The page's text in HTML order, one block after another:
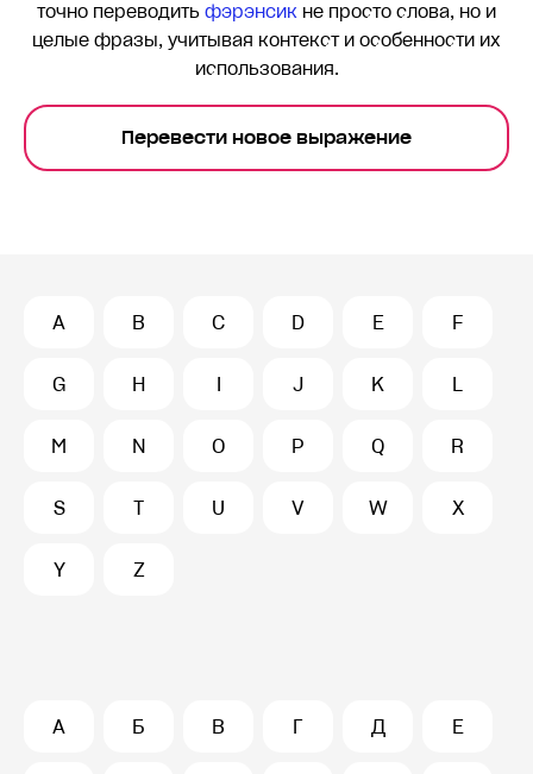
точно переводить фэрэнсик не просто слова, но и
целые фразы, учитывая контекст и особенности их
использования.
Перевести новое выражение
A B C D E F
G H I J K L
M N O P Q R
S T U V W X
Y Z
А Б В Г Д Е